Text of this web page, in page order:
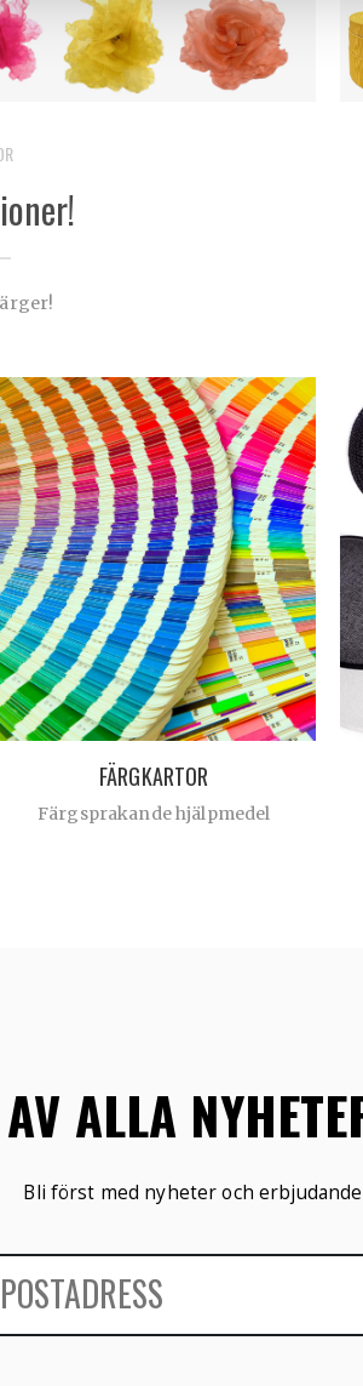
FÄRGKARTOR
Färgsprakande hjälpmedel
ALLA
Bli först med nyheter och